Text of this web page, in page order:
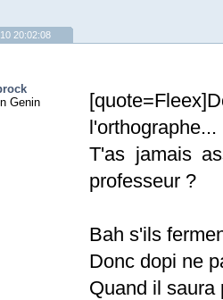
20:02:08
Genin
l'orthographe...
T'as jamais
professeur ?
Bah s'ils
Donc dopi ne
Quand il saura